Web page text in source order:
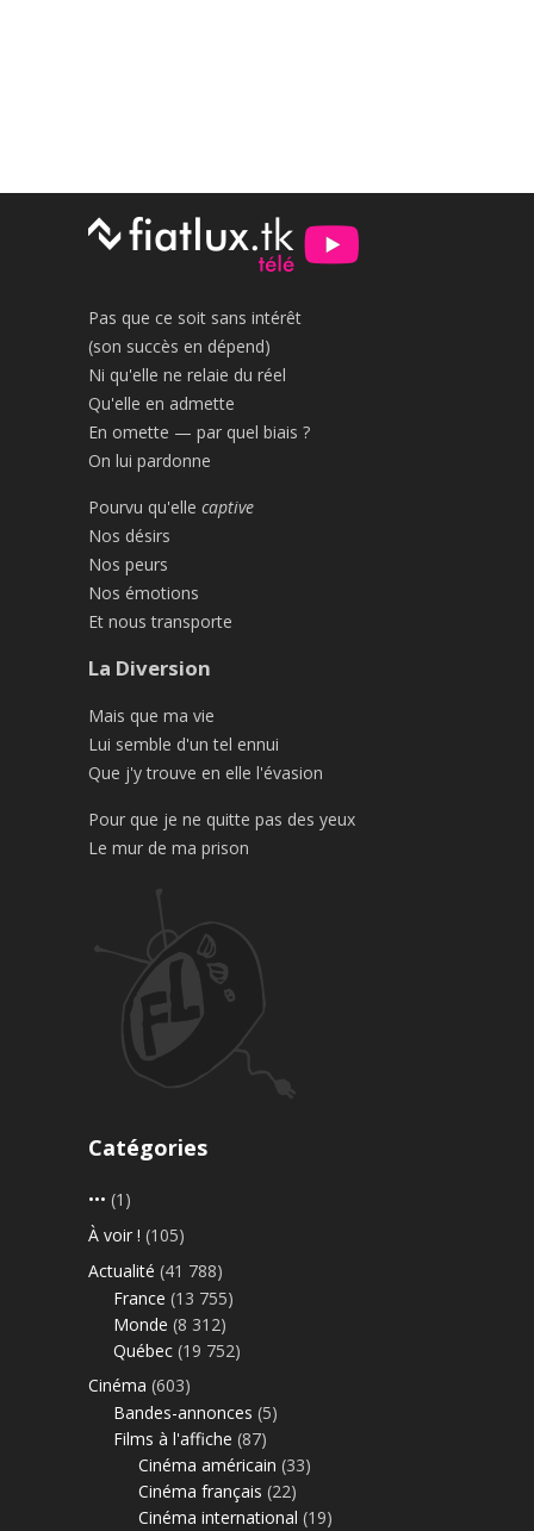
Pas que ce soit sans intérêt
(son succès en dépend)
Ni qu'elle ne relaie du réel
Qu'elle en admette
En omette — par quel biais ?
On lui pardonne
Pourvu qu'elle captive
Nos désirs
Nos peurs
Nos émotions
Et nous transporte
La Diversion
Mais que ma vie
Lui semble d'un tel ennui
Que j'y trouve en elle l'évasion
Pour que je ne quitte pas des yeux
Le mur de ma prison
Catégories
••• (1)
À voir ! (105)
Actualité (41 788)
France (13 755)
Monde (8 312)
Québec (19 752)
Cinéma (603)
Bandes-annonces (5)
Films à l'affiche (87)
Cinéma américain (33)
Cinéma français (22)
Cinéma international (19)